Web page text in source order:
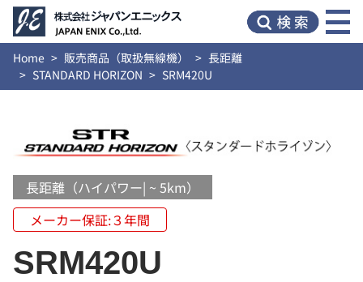
Home 販売商品（取扱無線機）
長距離
STANDARD HORIZON
SRM420U
長距離（ハイパワー| ~ 5km）
メーカー保証:３年間
SRM420U